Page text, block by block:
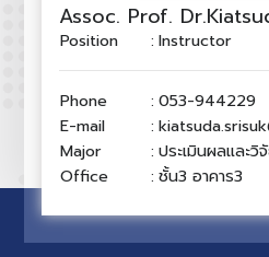
Assoc. Prof.
Position : Instructor
Phone : 053-944229
E-mail
:
Major
: ประเมินผลและวิ
Office
: ชั้น3 อาคาร3